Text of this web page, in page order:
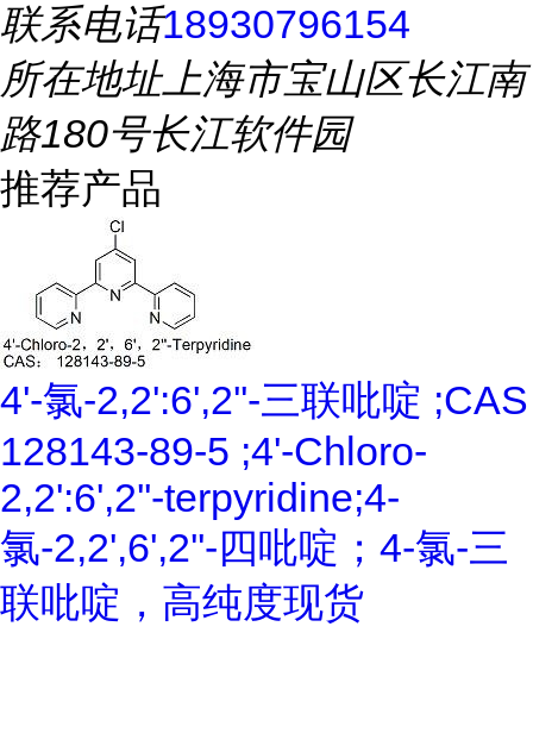
联系电话18930796154
所在地址上海市宝山区长江南
路180号长江软件园
推荐产品
4'-氯-2,2':6',2''-三联吡啶 ;CAS
128143-89-5 ;4'-Chloro-
2,2':6',2''-terpyridine;4-
氯-2,2',6',2''-四吡啶；4-氯-三
联吡啶，高纯度现货